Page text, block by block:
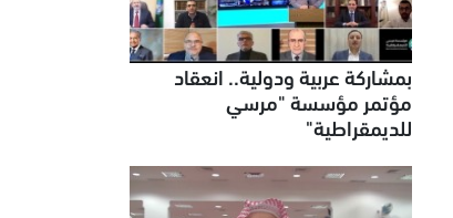
بمشاركة عربية ودولية.. انعقاد
مؤتمر مؤسسة "مرسي
للديمقراطية"